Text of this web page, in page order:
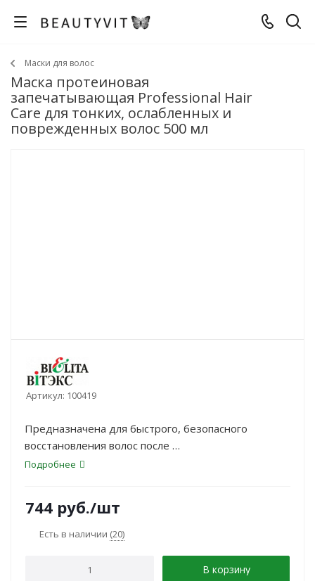
Маски для волос
Маска протеиновая
запечатывающая Professional Hair
Care для тонких, ослабленных и
поврежденных волос 500 мл
Артикул: 100419
Предназначена для быстрого, безопасного
восстановления волос после
окраски, обесцвечивания, химических завивок.
участки волос, “ремонтируя”
микротрещины и повреждения, придаёт
отдельно взятому волоску, насыщает волосы
Подробнее
744 руб./шт
Есть в наличии (20)
В корзину